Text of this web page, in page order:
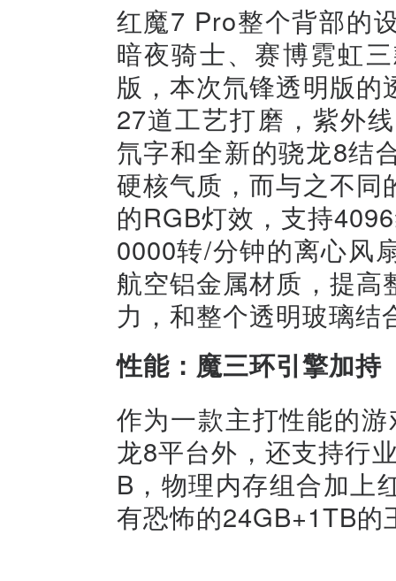
红魔7 Pro整个背部的
暗夜骑士、赛博霓虹
版，本次氘锋透明版
27道工艺打磨，紫外
氘字和全新的骁龙8结
硬核气质，而与之不
的RGB灯效，支持
0000转/分钟的离心风
航空铝金属材质，提
力，和整个透明玻璃结
性能：魔三环引擎加持
作为一款主打性能的
龙8平台外，还支持行
B，物理内存组合加上
有恐怖的24GB+1TB的